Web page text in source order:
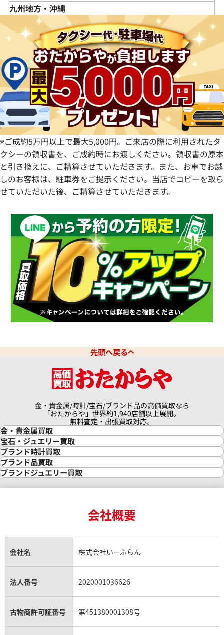
福島県
茨城県
栃木県
群馬県
山梨県
長野県
岐阜県
静岡県
愛知県
京都府
兵庫県
奈良県
和歌山県
島根県
広島県
山口県
徳島県
愛媛県
九州地方・沖縄
佐賀県
長崎県
熊本県
大分県
宮崎県
鹿児島県
※ご成約5万円以上で最大5,000円。ご来店の際に利用されたタ
クシーの領収書を、ご成約時にお渡しください。領収書の原本
と引き換えに、ご精算させていただきます。また、お車でお越
しのお客様は、駐車券をご提示ください。当店でコピーを取ら
せていただいた後、ご精算させていただきます。
先頭へ戻る
金・貴金属/時計/宝石/ブランド品の高価買取なら
「おたからや」世界約1,940店舗以上展開。
無料査定・出張買取対応。
金・貴金属買取
金買取
金の相場価格情報
金の参考買取価格一覧
インゴット買取
インゴットの相場価格情報
24金買取
金貨買取
貴金属買取
銀・シルバー買取
パラジウム買取
宝石・ジュエリー買取
宝石・ジュエリー買取
ダイヤモンド買取
ダイヤモンド・宝石の参考価格一覧
リング・結婚指輪買取
エメラルド買取
トパーズ買取
タンザナイト買取
キャッツアイ買取
アクアマリン買取
ブランド時計買取
時計買取
ロレックス買取
ロレックス デイトナ買取
ロレックス サブマリーナー買取
ロレックス エクスプローラー買取
ロレックス デイトジャスト買取
パテック フィリップノーチラス買取
ヴァシュロン・コンスタンタン買取
オメガ買取
ブランド品買取
ブランド買取
シャネル マトラッセ買取
セリーヌ買取
プラダ買取
ブランドジュエリー買取
ヴァンクリーフ＆アーペル買取
ショーメ買取
ダミアーニ買取
モーブッサン買取
会社概要
会社名 株式会社いーふらん
法人番号 2020001036626
古物商許可証番号 第451380001308号